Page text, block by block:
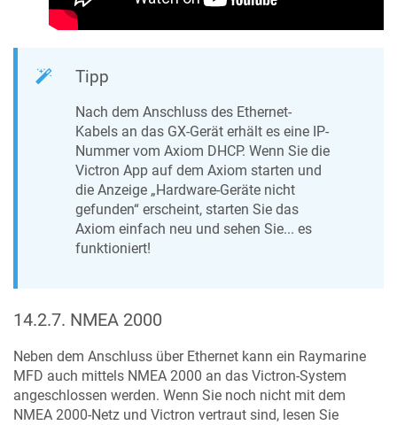
Tipp
Nach dem Anschluss des Ethernet-
Kabels an das GX-Gerät erhält es eine IP-
Nummer vom Axiom DHCP. Wenn Sie die
Victron App auf dem Axiom starten und
die Anzeige „Hardware-Geräte nicht
gefunden“ erscheint, starten Sie das
Axiom einfach neu und sehen Sie... es
funktioniert!
14.2.7. NMEA 2000
Neben dem Anschluss über Ethernet kann ein Raymarine
MFD auch mittels NMEA 2000 an das Victron-System
angeschlossen werden. Wenn Sie noch nicht mit dem
NMEA 2000-Netz und Victron vertraut sind, lesen Sie